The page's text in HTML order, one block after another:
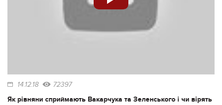
14.12.18 72397
Як рівняни сприймають Вакарчука та Зеленського і чи вірять